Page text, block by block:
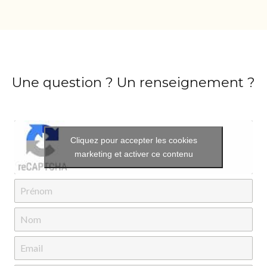
Une question ? Un renseignement ?
Cliquez pour accepter les cookies
marketing et activer ce contenu